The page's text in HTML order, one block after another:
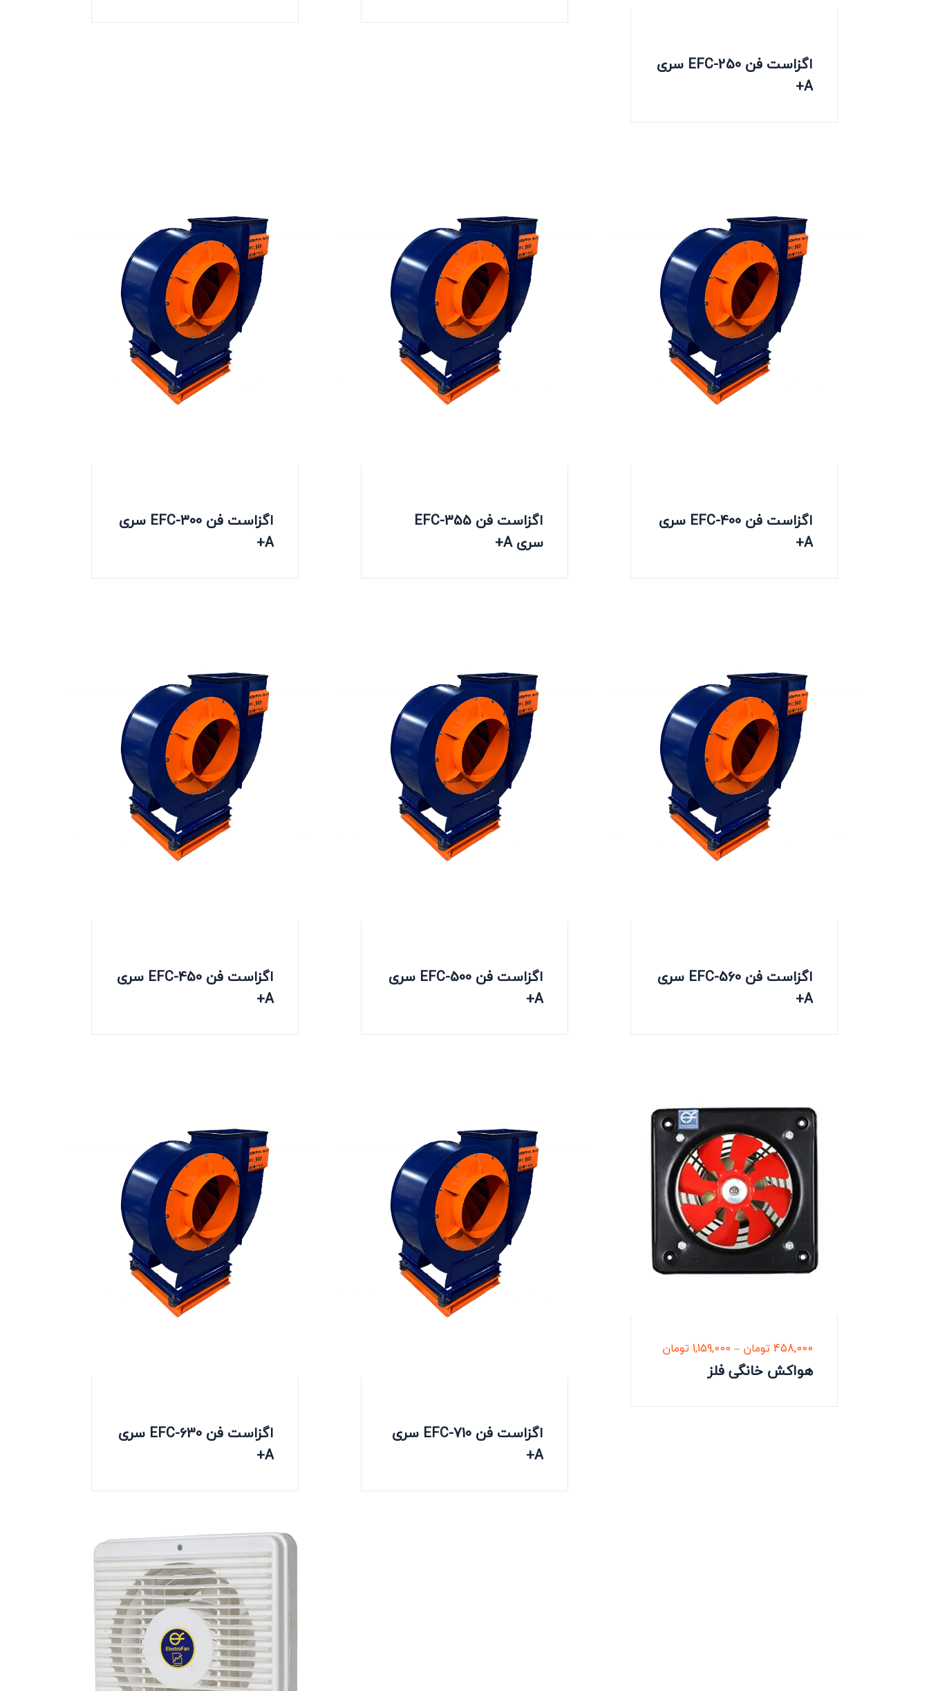
اگزاست فن EFC-250 سری
A+
اگزاست فن EFC-300 سری
A+
اگزاست فن EFC-355
سری A+
اگزاست فن EFC-400 سری
A+
اگزاست فن EFC-450 سری
A+
اگزاست فن EFC-500 سری
A+
اگزاست فن EFC-560 سری
A+
اگزاست فن EFC-630 سری
A+
اگزاست فن EFC-710 سری
A+
458,000تومان –
1,159,000تومان
هواکش خانگی فلز